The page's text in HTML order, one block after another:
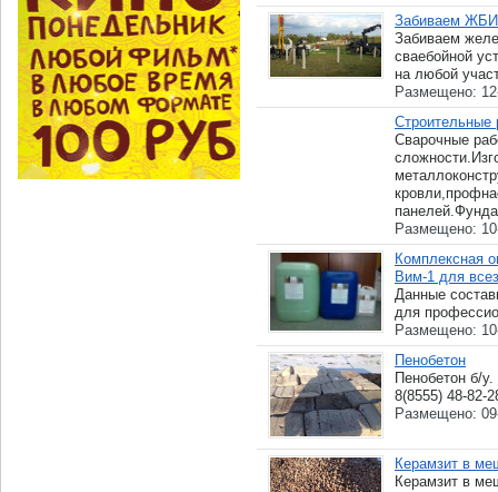
Забиваем ЖБИ
Забиваем
сваебойной
на любой
Размещено:
Строительные
Сварочные
Размещено:
Комплексная
Вим-1 для
Данные
для
Размещено:
Пенобетон
Пенобетон б/
8(8555) 48-82-
Размещено:
Керамзит в
Керамзит в